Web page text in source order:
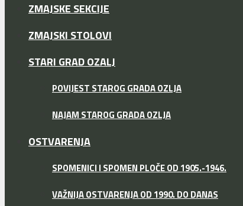
ZMAJSKE SEKCIJE
ZMAJSKI STOLOVI
STARI GRAD OZALJ
POVIJEST STAROG GRADA OZLJA
NAJAM STAROG GRADA OZLJA
OSTVARENJA
SPOMENICI I SPOMEN PLOČE OD 1905.-1946.
VAŽNIJA OSTVARENJA OD 1990. DO DANAS